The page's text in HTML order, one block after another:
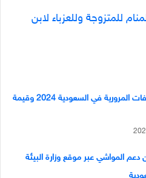
للمتزوجة وللعزباء لابن
جدول المخالفات المرورية في السعودية 2024 وقيمة
دعم المواشي عبر موقع وزارة البيئة